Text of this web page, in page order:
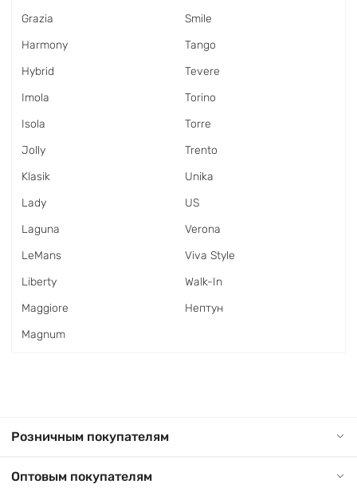
Grazia
Harmony
Hybrid
Imola
Isola
Jolly
Klasik
Lady
Laguna
LeMans
Liberty
Maggiore
Magnum
Smile
Tango
Tevere
Torino
Torre
Trento
Unika
US
Verona
Viva Style
Walk-In
Нептун
Розничным покупателям
Оптовым покупателям